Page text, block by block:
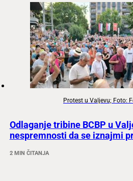
Protest u Valjevu; Foto:
Odlaganje tribine BCBP u
nespremnosti da se iznajmi
2 MIN ČITANJA